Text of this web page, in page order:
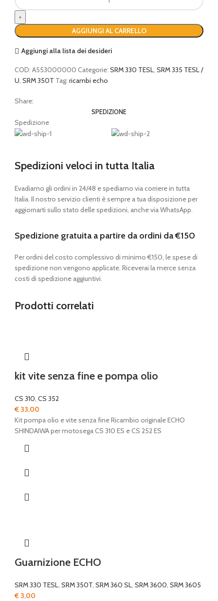
completa
quantità
AGGIUNGI AL CARRELLO
Aggiungi alla lista dei desideri
COD: A553000000 Categorie: SRM 330 TESL SRM 335 TESL /
U SRM 350T Tag: ricambi echo
Share:
SPEDIZIONE
Spedizione
Spedizioni veloci in tutta Italia
Evadiamo gli ordini in 24/48 e spediamo via corriere in tutta
Italia. Il nostro servizio clienti è sempre a tua disposizione per
aggiornarti sullo stato delle spedizioni, anche via WhatsApp.
Spedizione gratuita a partire da ordini da €150
Per ordini del costo complessivo di minimo €150, le spese di
spedizione non vengono applicate. Riceverai la merce senza
costi di spedizione aggiuntivi.
Prodotti correlati
kit vite senza fine e pompa olio
CS 310, CS 352
€ 33,00
Kit pompa olio e vite senza fine Ricambio originale ECHO
SHINDAIWA per motosega CS 310 ES e CS 252 ES
Guarnizione ECHO
SRM 330 TESL, SRM 350T, SRM 360 SL, SRM 3600, SRM 3605
€ 3,00